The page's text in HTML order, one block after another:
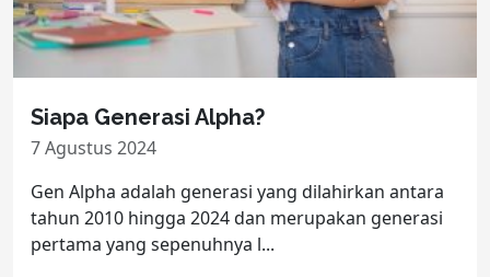
Siapa Generasi Alpha?
7 Agustus 2024
Gen Alpha adalah generasi yang dilahirkan antara
tahun 2010 hingga 2024 dan merupakan generasi
pertama yang sepenuhnya l...